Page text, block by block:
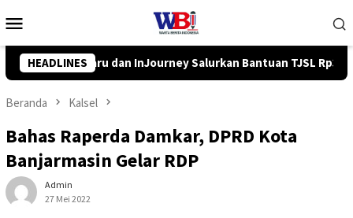
ke
Mobile
HEADLINES
TJSL Rp319 Juta Pemkab Balangan Salurkan
Beranda Kalsel
Bahas Raperda Damkar, DPRD Kota
Banjarmasin Gelar RDP
Admin
27 Mei 2022